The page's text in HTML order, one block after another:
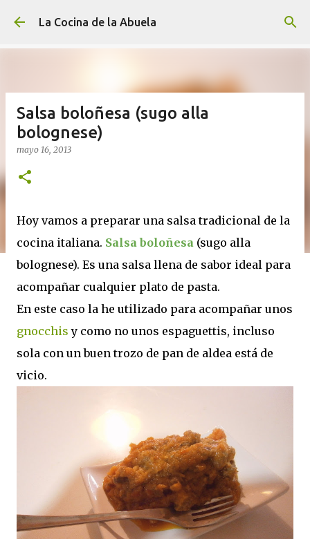
Ir al contenido principal
La Cocina de la Abuela
Salsa boloñesa (sugo alla
bolognese)
mayo 16, 2013
Hoy vamos a preparar una salsa tradicional de la
cocina italiana. Salsa boloñesa (sugo alla
bolognese). Es una salsa llena de sabor ideal para
acompañar cualquier plato de pasta.
En este caso la he utilizado para acompañar unos
gnocchis y como no unos espaguettis, incluso
sola con un buen trozo de pan de aldea está de
vicio.